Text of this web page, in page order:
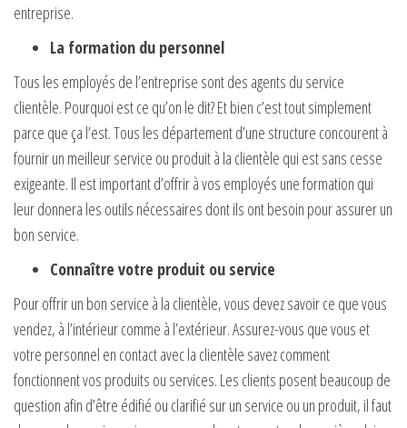
entreprise.
La formation du personnel
Tous les employés de l’entreprise sont des agents du service
clientèle. Pourquoi est ce qu’on le dit? Et bien c’est tout simplement
parce que ça l’est. Tous les département d’une structure concourent à
fournir un meilleur service ou produit à la clientèle qui est sans cesse
exigeante. Il est important d’offrir à vos employés une formation qui
leur donnera les outils nécessaires dont ils ont besoin pour assurer un
bon service.
Connaître votre produit ou service
Pour offrir un bon service à la clientèle, vous devez savoir ce que vous
vendez, à l’intérieur comme à l’extérieur. Assurez-vous que vous et
votre personnel en contact avec la clientèle savez comment
fonctionnent vos produits ou services. Les clients posent beaucoup de
question afin d’être édifié ou clarifié sur un service ou un produit, il faut